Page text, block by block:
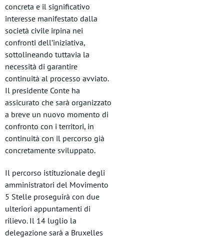
concreta e il significativo
interesse manifestato dalla
società civile irpina nei
confronti dell’iniziativa,
sottolineando tuttavia la
necessità di garantire
continuità al processo avviato.
Il presidente Conte ha
assicurato che sarà organizzato
a breve un nuovo momento di
confronto con i territori, in
continuità con il percorso già
concretamente sviluppato.
Il percorso istituzionale degli
amministratori del Movimento
5 Stelle proseguirà con due
ulteriori appuntamenti di
rilievo. Il 14 luglio la
delegazione sarà a Bruxelles